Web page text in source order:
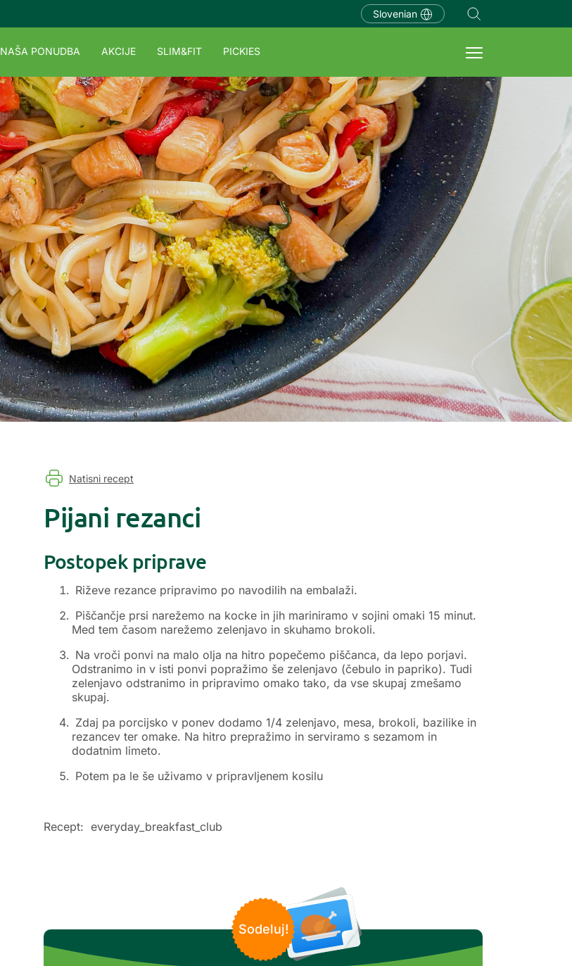
Slovenian
NAŠA PONUDBA AKCIJE SLIM&FIT PICKIES
Natisni recept
Pijani rezanci
Postopek priprave
Riževe rezance pripravimo po navodilih na embalaži.
Piščančje prsi narežemo na kocke in jih mariniramo v sojini omaki 15 minut.
Med tem časom narežemo zelenjavo in skuhamo brokoli.
Na vroči ponvi na malo olja na hitro popečemo piščanca, da lepo porjavi.
Odstranimo in v isti ponvi popražimo še zelenjavo (čebulo in papriko). Tudi
zelenjavo odstranimo in pripravimo omako tako, da vse skupaj zmešamo
skupaj.
Zdaj pa porcijsko v ponev dodamo 1/4 zelenjavo, mesa, brokoli, bazilike in
rezancev ter omake. Na hitro prepražimo in serviramo s sezamom in
dodatnim limeto.
Potem pa le še uživamo v pripravljenem kosilu
Recept: everyday_breakfast_club
Sodeluj!